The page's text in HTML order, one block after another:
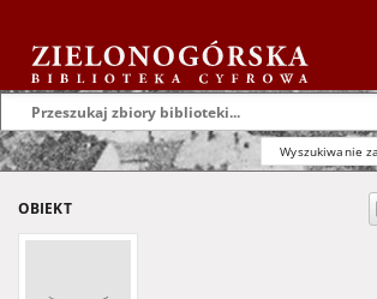
Wyszukiwanie
OBIEKT